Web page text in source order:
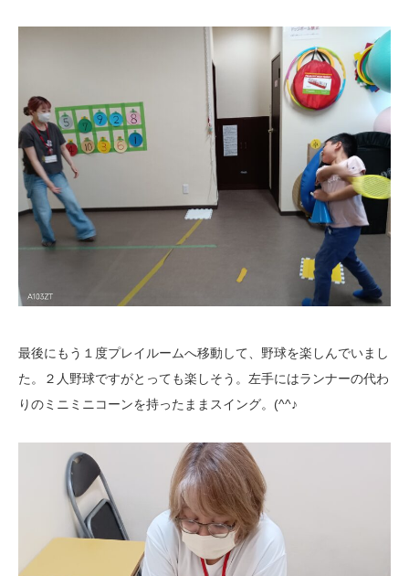
最後にもう１度プレイルームへ移動して、野球を楽しんでいまし
た。２人野球ですがとっても楽しそう。左手にはランナーの代わ
りのミニミニコーンを持ったままスイング。(^^♪